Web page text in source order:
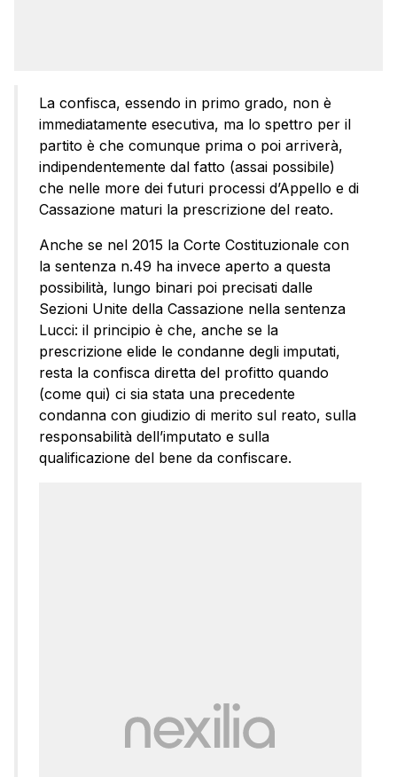
La confisca, essendo in primo grado, non è
immediatamente esecutiva, ma lo spettro per il
partito è che comunque prima o poi arriverà,
indipendentemente dal fatto (assai possibile)
che nelle more dei futuri processi d’Appello e di
Cassazione maturi la prescrizione del reato.
Anche se nel 2015 la Corte Costituzionale con
la sentenza n.49 ha invece aperto a questa
possibilità, lungo binari poi precisati dalle
Sezioni Unite della Cassazione nella sentenza
Lucci: il principio è che, anche se la
prescrizione elide le condanne degli imputati,
resta la confisca diretta del profitto quando
(come qui) ci sia stata una precedente
condanna con giudizio di merito sul reato, sulla
responsabilità dell’imputato e sulla
qualificazione del bene da confiscare.